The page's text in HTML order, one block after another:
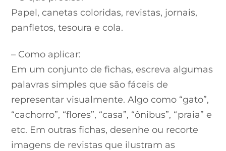
Papel, canetas coloridas, revistas, jornais,
panfletos, tesoura e cola.
– Como aplicar:
Em um conjunto de fichas, escreva algumas
palavras simples que são fáceis de
representar visualmente. Algo como “gato”,
“cachorro”, “flores”, “casa”, “ônibus”, “praia” e
etc. Em outras fichas, desenhe ou recorte
imagens de revistas que ilustram as